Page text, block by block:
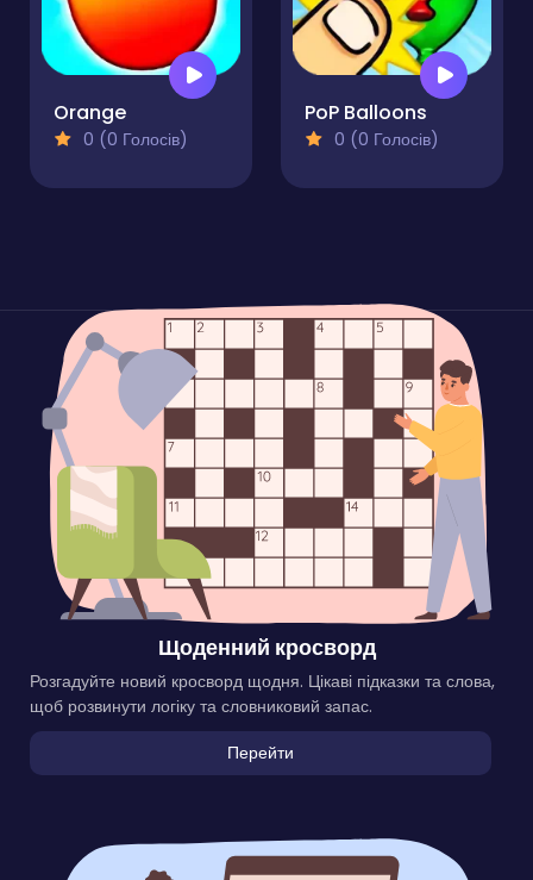
Orange
0 (0 Голосів)
PoP Balloons
0 (0 Голосів)
Щоденний кросворд
Розгадуйте новий кросворд щодня. Цікаві підказки та слова,
щоб розвинути логіку та словниковий запас.
Перейти